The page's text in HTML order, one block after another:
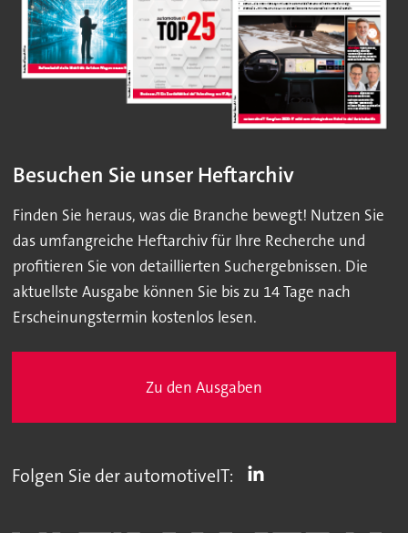
Besuchen Sie unser Heftarchiv
Finden Sie heraus, was die Branche bewegt! Nutzen Sie
das umfangreiche Heftarchiv für Ihre Recherche und
profitieren Sie von detaillierten Suchergebnissen. Die
aktuellste Ausgabe können Sie bis zu 14 Tage nach
Erscheinungstermin kostenlos lesen.
Zu den Ausgaben
Folgen Sie der automotiveIT: